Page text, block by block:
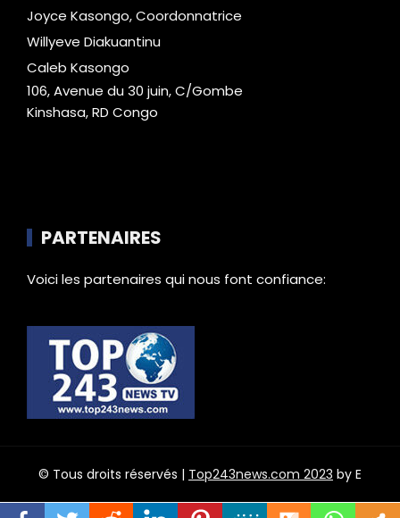
Joyce Kasongo, Coordonnatrice
Willyeve Diakuantinu
Caleb Kasongo
106, Avenue du 30 juin, C/Gombe
Kinshasa, RD Congo
PARTENAIRES
Voici les partenaires qui nous font confiance:
© Tous droits réservés | Top243news.com 2023 by E